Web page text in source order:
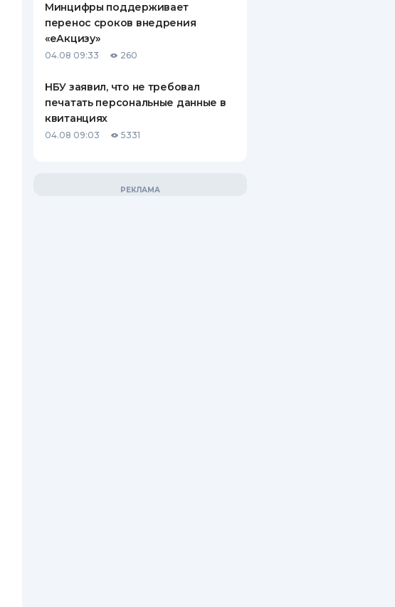
Минцифры поддерживает
перенос сроков внедрения
«еАкцизу»
04.08 09:33 260
НБУ заявил, что не требовал
печатать персональные данные в
квитанциях
04.08 09:03 5331